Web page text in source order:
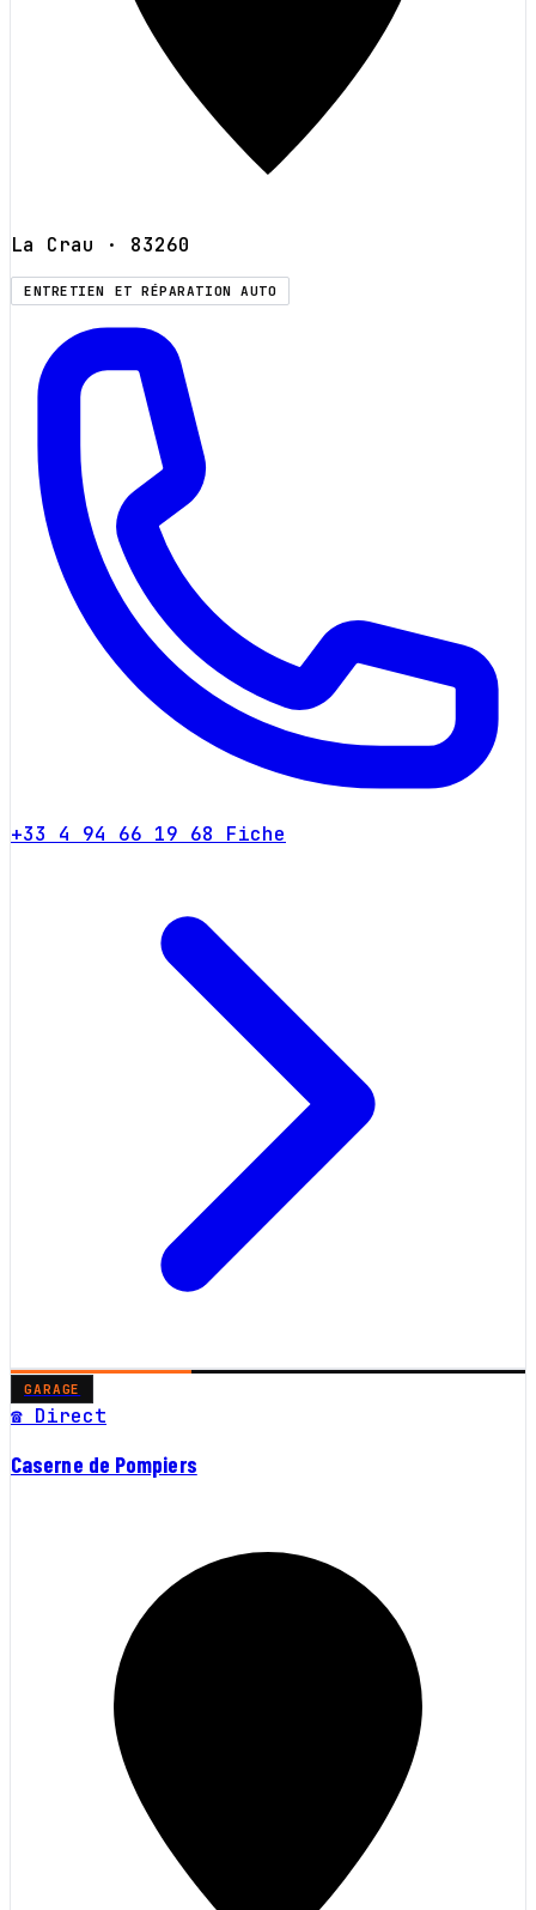
La Crau · 83260
ENTRETIEN ET RÉPARATION AUTO
+33 4 94 66 19 68 Fiche
GARAGE
☎ Direct
Caserne de Pompiers